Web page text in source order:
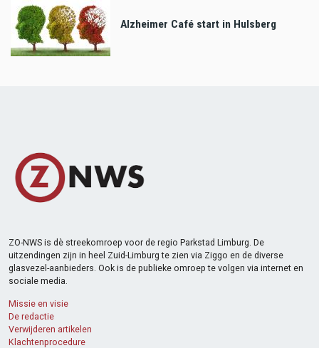
Alzheimer Café start in Hulsberg
ZO-NWS is dè streekomroep voor de regio Parkstad Limburg. De
uitzendingen zijn in heel Zuid-Limburg te zien via Ziggo en de diverse
glasvezel-aanbieders. Ook is de publieke omroep te volgen via internet en
sociale media.
Missie en visie
De redactie
Verwijderen artikelen
Klachtenprocedure